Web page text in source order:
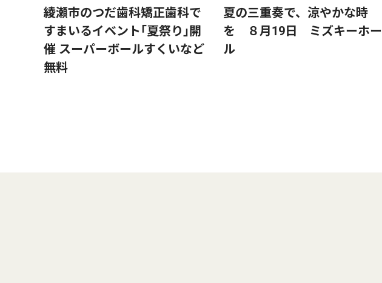
綾瀬市のつだ歯科矯正歯科で
すまいるイベント｢夏祭り｣開
催 スーパーボールすくいなど
無料
夏の三重奏で、涼やかな時
を ８月19日 ミズキーホー
ル